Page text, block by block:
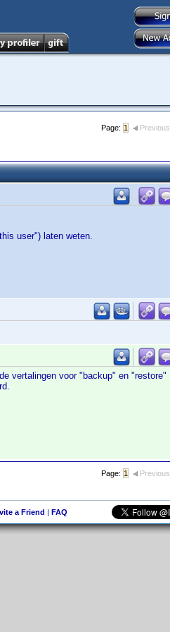
Page: 1 Previous
user") laten weten.
vertalingen voor "backup" en "restore"
Page: 1 Previous
a Friend | FAQ